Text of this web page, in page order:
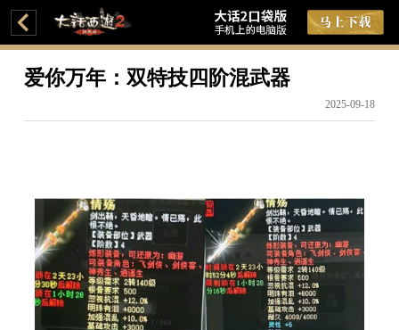
爱你万年：双特技四阶混武器
2025-09-18